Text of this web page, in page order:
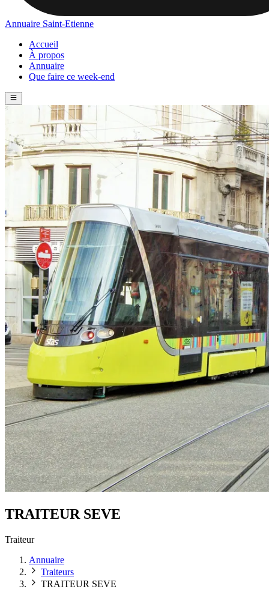
Annuaire Saint-Etienne
Accueil
À propos
Annuaire
Que faire ce week-end
TRAITEUR SEVE
Traiteur
Annuaire
Traiteurs
TRAITEUR SEVE